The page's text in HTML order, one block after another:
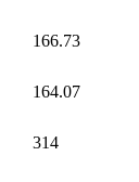
166.73
164.07
314